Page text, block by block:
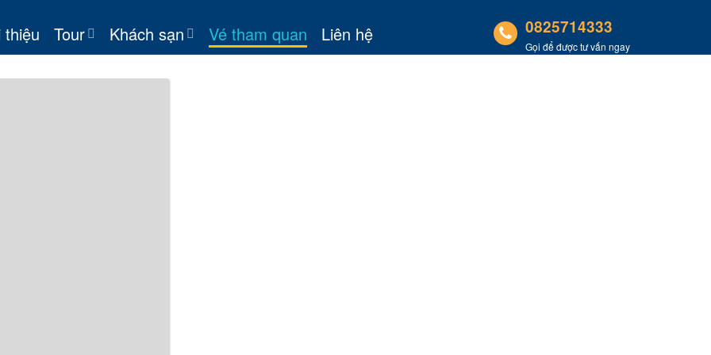
thiệu Tour Khách sạn Vé tham quan Liên hệ 0825714333
Gọi để được tư vấn ngay